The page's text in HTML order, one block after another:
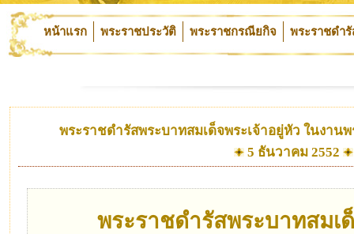
หน้าแรก พระราชประวัติ พระราชกรณียกิจ พระราชดำรั
พระราชดำรัสพระบาทสมเด็จพระเจ้าอยู่หัว ในงาน
5 ธันวาคม 2552
พระราชดำรัสพระบาทสมเ